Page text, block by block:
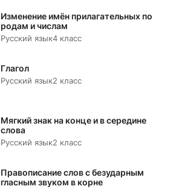
Изменение имён прилагательных по
родам и числам
Русский язык4 класс
Глагол
Русский язык2 класс
Мягкий знак на конце и в середине
слова
Русский язык2 класс
Правописание слов с безударным
гласным звуком в корне